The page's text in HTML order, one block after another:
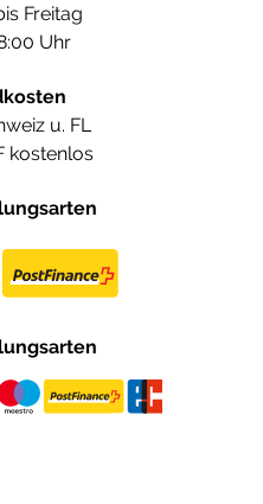
Freitag
Uhr
u. FL
kostenlos